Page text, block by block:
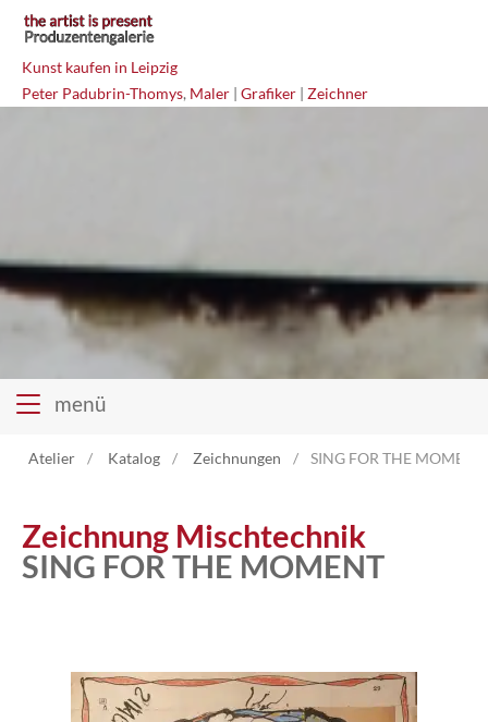
Kunst kaufen in Leipzig
Peter Padubrin-Thomys, Maler | Grafiker | Zeichner
menü
Atelier
Vita
Atelier Katalog Zeichnungen SING FOR THE
Zeichnung Mischtechnik
SING FOR THE MOMENT